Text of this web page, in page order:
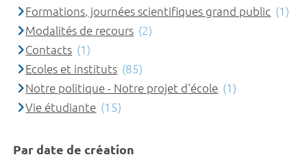
Formations, journées scientifiques grand public (1)
Modalités de recours (2)
Contacts (1)
Ecoles et instituts (85)
Notre politique - Notre projet d'école (1)
Vie étudiante (15)
Par date de création